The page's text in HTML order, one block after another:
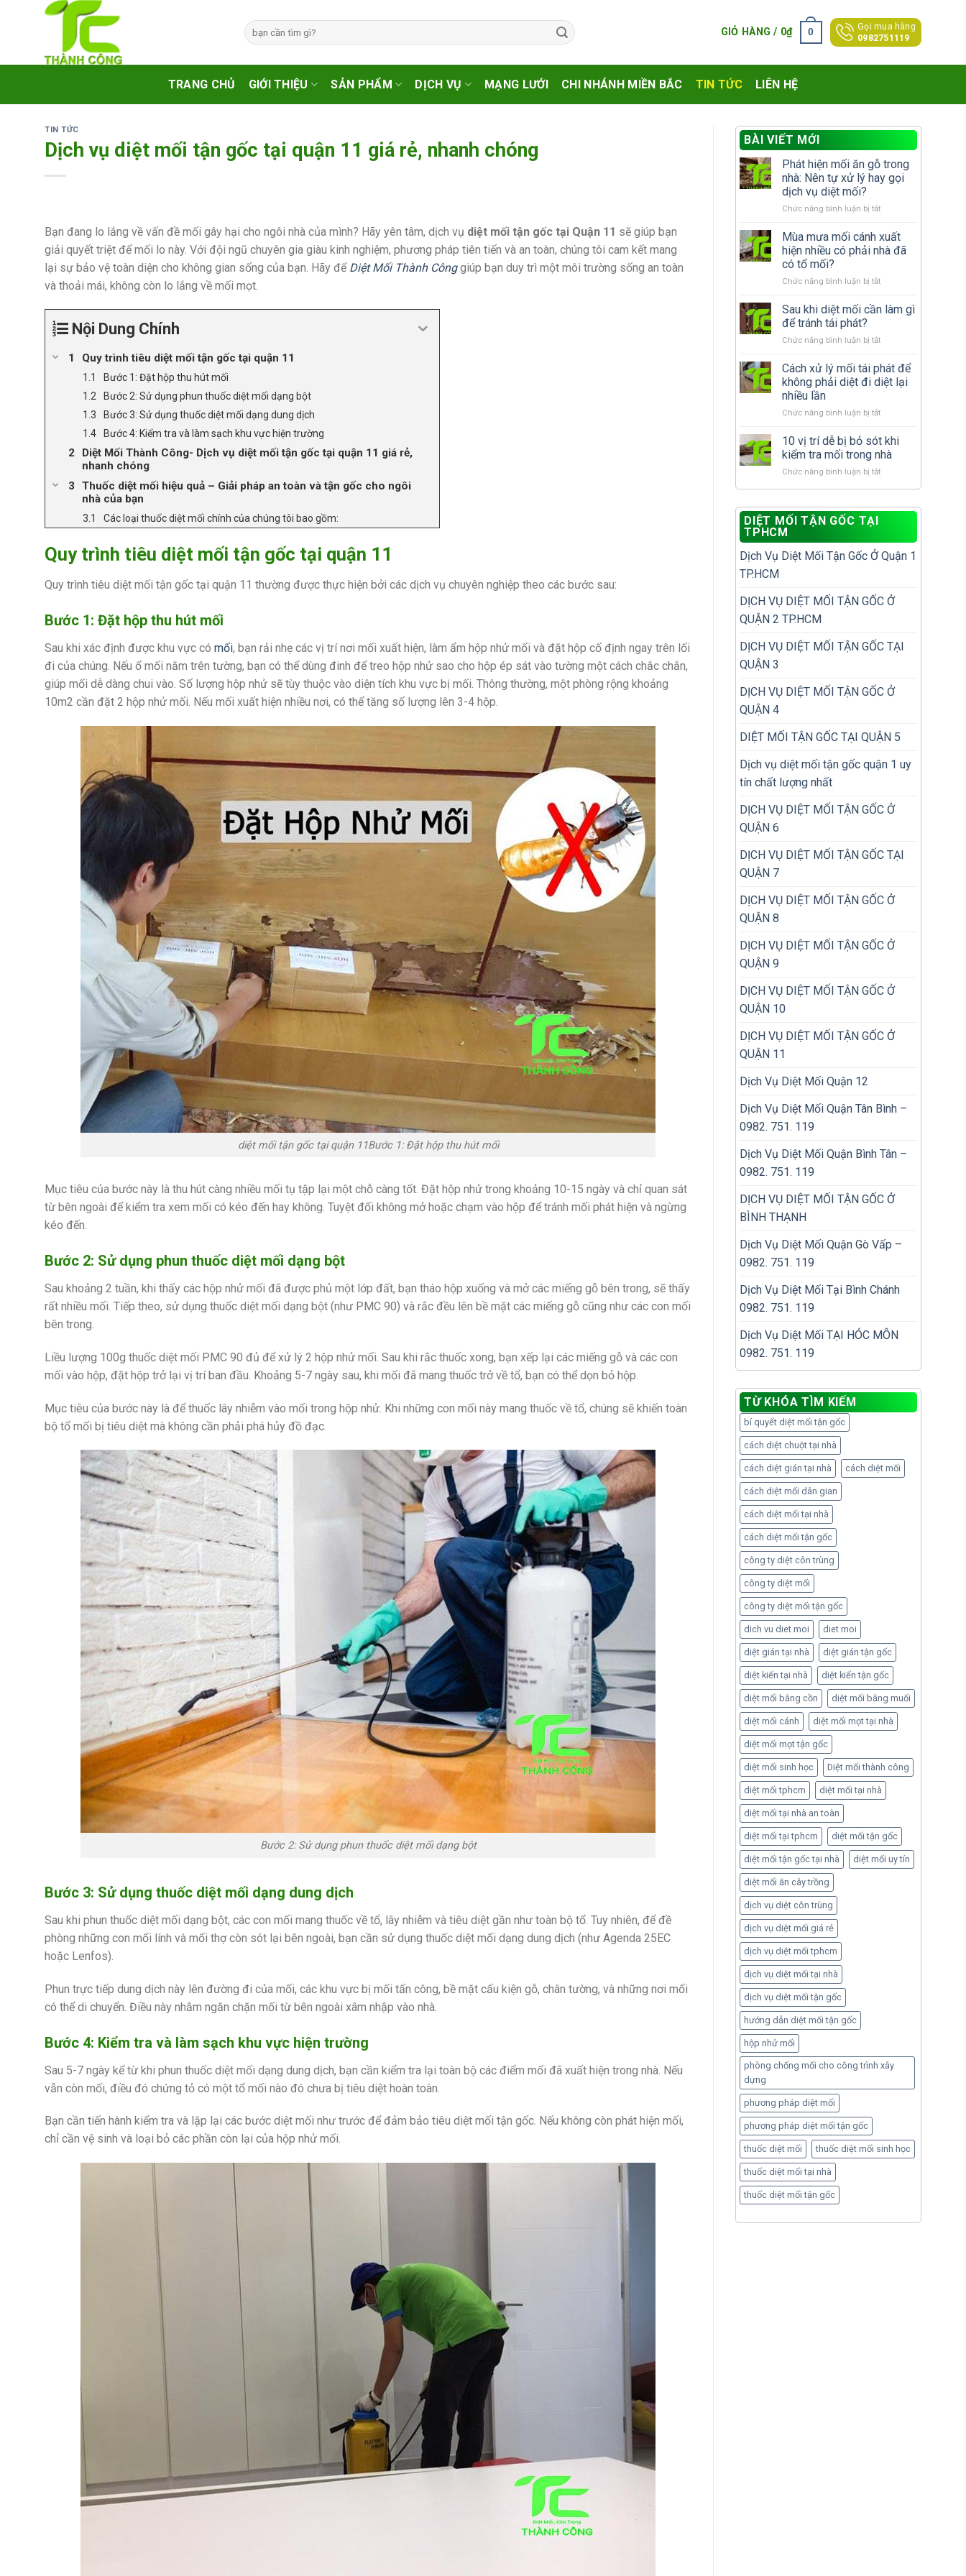
Tìm
kiếm:
GIỎ HÀNG / 0₫ 0
Gọi mua hàng
0982751119
TRANG CHỦ GIỚI THIỆU SẢN PHẨM DỊCH VỤ MẠNG LƯỚI CHI NHÁNH MIỀN BẮC TIN TỨC LIÊN HỆ
TIN TỨC
Dịch vụ diệt mối tận gốc tại quận 11 giá rẻ, nhanh chóng
Bạn đang lo lắng về vấn đề mối gây hại cho ngôi nhà của mình? Hãy yên tâm, dịch vụ diệt mối tận gốc tại Quận 11 sẽ giúp bạn
giải quyết triệt để mối lo này. Với đội ngũ chuyên gia giàu kinh nghiệm, phương pháp tiên tiến và an toàn, chúng tôi cam kết mang
lại sự bảo vệ toàn diện cho không gian sống của bạn. Hãy để Diệt Mối Thành Cônggiúp bạn duy trì một môi trường sống an toàn
và thoải mái, không còn lo lắng về mối mọt.
Nội Dung Chính
Quy trình tiêu diệt mối tận gốc tại quận 11
Bước 1: Đặt hộp thu hút mối
Bước 2: Sử dụng phun thuốc diệt mối dạng bột
Bước 3: Sử dụng thuốc diệt mối dạng dung dịch
Bước 4: Kiểm tra và làm sạch khu vực hiện trường
Diệt Mối Thành Công- Dịch vụ diệt mối tận gốc tại quận 11 giá rẻ,
nhanh chóng
Thuốc diệt mối hiệu quả – Giải pháp an toàn và tận gốc cho ngôi
nhà của bạn
Các loại thuốc diệt mối chính của chúng tôi bao gồm:
Quy trình tiêu diệt mối tận gốc tại quận 11
Quy trình tiêu diệt mối tận gốc tại quận 11 thường được thực hiện bởi các dịch vụ chuyên nghiệp theo các bước sau:
Bước 1: Đặt hộp thu hút mối
Sau khi xác định được khu vực có mối, bạn rải nhẹ các vị trí nơi mối xuất hiện, làm ẩm hộp nhử mối và đặt hộp cố định ngay trên lối
đi của chúng. Nếu ổ mối nằm trên tường, bạn có thể dùng đinh để treo hộp nhử sao cho hộp ép sát vào tường một cách chắc chắn,
giúp mối dễ dàng chui vào. Số lượng hộp nhử sẽ tùy thuộc vào diện tích khu vực bị mối. Thông thường, một phòng rộng khoảng
10m2 cần đặt 2 hộp nhử mối. Nếu mối xuất hiện nhiều nơi, có thể tăng số lượng lên 3-4 hộp.
diệt mối tận gốc tại quận 11Bước 1: Đặt hộp thu hút mối
Mục tiêu của bước này là thu hút càng nhiều mối tụ tập lại một chỗ càng tốt. Đặt hộp nhử trong khoảng 10-15 ngày và chỉ quan sát
từ bên ngoài để kiểm tra xem mối có kéo đến hay không. Tuyệt đối không mở hoặc chạm vào hộp để tránh mối phát hiện và ngừng
kéo đến.
Bước 2: Sử dụng phun thuốc diệt mối dạng bột
Sau khoảng 2 tuần, khi thấy các hộp nhử mối đã được phủ một lớp đất, bạn tháo hộp xuống và mở các miếng gỗ bên trong, sẽ thấy
rất nhiều mối. Tiếp theo, sử dụng thuốc diệt mối dạng bột (như PMC 90) và rắc đều lên bề mặt các miếng gỗ cũng như các con mối
bên trong.
Liều lượng 100g thuốc diệt mối PMC 90 đủ để xử lý 2 hộp nhử mối. Sau khi rắc thuốc xong, bạn xếp lại các miếng gỗ và các con
mối vào hộp, đặt hộp trở lại vị trí ban đầu. Khoảng 5-7 ngày sau, khi mối đã mang thuốc trở về tổ, bạn có thể dọn bỏ hộp.
Mục tiêu của bước này là để thuốc lây nhiễm vào mối trong hộp nhử. Khi những con mối này mang thuốc về tổ, chúng sẽ khiến toàn
bộ tổ mối bị tiêu diệt mà không cần phải phá hủy đồ đạc.
Bước 2: Sử dụng phun thuốc diệt mối dạng bột
Bước 3: Sử dụng thuốc diệt mối dạng dung dịch
Sau khi phun thuốc diệt mối dạng bột, các con mối mang thuốc về tổ, lây nhiễm và tiêu diệt gần như toàn bộ tổ. Tuy nhiên, để đề
phòng những con mối lính và mối thợ còn sót lại bên ngoài, bạn cần sử dụng thuốc diệt mối dạng dung dịch (như Agenda 25EC
hoặc Lenfos).
Phun trực tiếp dung dịch này lên đường đi của mối, các khu vực bị mối tấn công, bề mặt cấu kiện gỗ, chân tường, và những nơi mối
có thể di chuyển. Điều này nhằm ngăn chặn mối từ bên ngoài xâm nhập vào nhà.
Bước 4: Kiểm tra và làm sạch khu vực hiện trường
Sau 5-7 ngày kể từ khi phun thuốc diệt mối dạng dung dịch, bạn cần kiểm tra lại toàn bộ các điểm mối đã xuất hiện trong nhà. Nếu
vẫn còn mối, điều đó chứng tỏ có một tổ mối nào đó chưa bị tiêu diệt hoàn toàn.
Bạn cần tiến hành kiểm tra và lặp lại các bước diệt mối như trước để đảm bảo tiêu diệt mối tận gốc. Nếu không còn phát hiện mối,
chỉ cần vệ sinh và loại bỏ các phần còn lại của hộp nhử mối.
BÀI VIẾT MỚI
Phát hiện mối ăn gỗ trong
nhà: Nên tự xử lý hay gọi
dịch vụ diệt mối?
Chức năng bình luận bị tắtở
hiện
mối
ăn
trong
Nên
lý
gọi
dịch
vụ
mối?
Mùa mưa mối cánh xuất
hiện nhiều có phải nhà đã
có tổ mối?
Chức năng bình luận bị tắtở
mưa
xuất
nhiều
có
phải
đã
tổ
mối?
Sau khi diệt mối cần làm gì
để tránh tái phát?
Chức năng bình luận bị tắtở
khi
diệt
mối
làm
để
tránh
tái
phát?
Cách xử lý mối tái phát để
không phải diệt đi diệt lại
nhiều lần
Chức năng bình luận bị tắtở
xử
lý
mối
tái
không
diệt
lần
10 vị trí dễ bị bỏ sót khi
kiểm tra mối trong nhà
Chức năng bình luận bị tắtở
trí
bỏ
sót
mối
DIỆT MỐI TẬN GỐC TẠI
TPHCM
Dịch Vụ Diệt Mối Tận Gốc Ở Quận 1
TP.HCM
DỊCH VỤ DIỆT MỐI TẬN GỐC Ở
QUẬN 2 TP.HCM
DỊCH VỤ DIỆT MỐI TẬN GỐC TẠI
QUẬN 3
DỊCH VỤ DIỆT MỐI TẬN GỐC Ở
QUẬN 4
DIỆT MỐI TẬN GỐC TẠI QUẬN 5
Dịch vụ diệt mối tận gốc quận 1 uy
tín chất lượng nhất
DỊCH VỤ DIỆT MỐI TẬN GỐC Ở
QUẬN 6
DỊCH VỤ DIỆT MỐI TẬN GỐC TẠI
QUẬN 7
DỊCH VỤ DIỆT MỐI TẬN GỐC Ở
QUẬN 8
DỊCH VỤ DIỆT MỐI TẬN GỐC Ở
QUẬN 9
DỊCH VỤ DIỆT MỐI TẬN GỐC Ở
QUẬN 10
DỊCH VỤ DIỆT MỐI TẬN GỐC Ở
QUẬN 11
Dịch Vụ Diệt Mối Quận 12
Dịch Vụ Diệt Mối Quận Tân Bình –
0982. 751. 119
Dịch Vụ Diệt Mối Quận Bình Tân –
0982. 751. 119
DỊCH VỤ DIỆT MỐI TẬN GỐC Ở
BÌNH THẠNH
Dịch Vụ Diệt Mối Quận Gò Vấp –
0982. 751. 119
Dịch Vụ Diệt Mối Tại Bình Chánh
0982. 751. 119
Dịch Vụ Diệt Mối TẠI HÓC MÔN
0982. 751. 119
TỪ KHÓA TÌM KIẾM
bí quyết diệt mối tận gốc
cách diệt chuột tại nhà
cách diệt gián tại nhà cách diệt mối
cách diệt mối dân gian
cách diệt mối tại nhà
cách diệt mối tận gốc
công ty diệt côn trùng
công ty diệt mối
công ty diệt mối tận gốc
dich vu diet moi diet moi
diệt gián tại nhà diệt gián tận gốc
diệt kiến tại nhà diệt kiến tận gốc
diệt mối bằng cồn diệt mối bằng muối
diệt mối cánh diệt mối mọt tại nhà
diệt mối mọt tận gốc
diệt mối sinh học Diệt mối thành công
diệt mối tphcm diệt mối tại nhà
diệt mối tại nhà an toàn
diệt mối tại tphcm diệt mối tận gốc
diệt mối tận gốc tại nhà diệt mối uy tín
diệt mối ăn cây trồng
dịch vụ diệt côn trùng
dịch vụ diệt mối giá rẻ
dịch vụ diệt mối tphcm
dịch vụ diệt mối tại nhà
dịch vụ diệt mối tận gốc
hướng dẫn diệt mối tận gốc
hộp nhử mối
phòng chống mối cho công trình xây
dựng
phương pháp diệt mối
phương pháp diệt mối tận gốc
thuốc diệt mối thuốc diệt mối sinh học
thuốc diệt mối tại nhà
thuốc diệt mối tận gốc